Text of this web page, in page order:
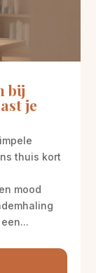
bij
je
thuis kort
mood